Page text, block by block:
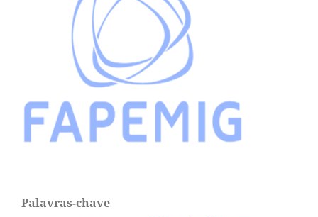
Palavras-chave